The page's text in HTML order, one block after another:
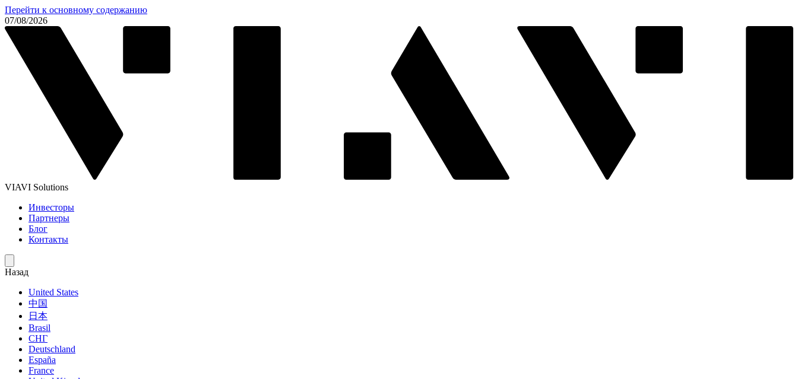
Перейти к основному содержанию
07/08/2026
VIAVI Solutions
Инвесторы
Партнеры
Блог
Контакты
Назад
United States
中国
日本
Brasil
СНГ
Deutschland
España
France